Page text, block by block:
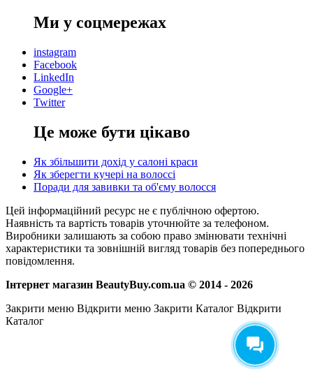
Ми у соцмережах
instagram
Facebook
LinkedIn
Google+
Twitter
Це може бути цікаво
Як збільшити дохід у салоні краси
Як зберегти кучері на волоссі
Поради для завивки та об'єму волосся
Цей інформаційний ресурс не є публічною офертою.
Наявність та вартість товарів уточнюйте за телефоном.
Виробники залишають за собою право змінювати технічні
характеристики та зовнішній вигляд товарів без попереднього
повідомлення.
Інтернет магазин BeautyBuy.com.ua © 2014 - 2026
Закрити меню Відкрити меню Закрити Каталог Відкрити
Каталог